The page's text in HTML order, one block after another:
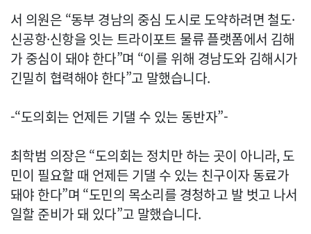
서 의원은 “동부 경남의 중심 도시로 도약하려면 철도·
신공항·신항을 잇는 트라이포트 물류 플랫폼에서 김해
가 중심이 돼야 한다”며 “이를 위해 경남도와 김해시가
긴밀히 협력해야 한다”고 말했습니다.
-“도의회는 언제든 기댈 수 있는 동반자”-
최학범 의장은 “도의회는 정치만 하는 곳이 아니라, 도
민이 필요할 때 언제든 기댈 수 있는 친구이자 동료가
돼야 한다”며 “도민의 목소리를 경청하고 발 벗고 나서
일할 준비가 돼 있다”고 말했습니다.